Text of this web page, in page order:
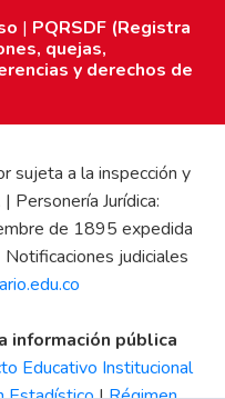
| PQRSDF (Registra
quejas,
y derechos de
sujeta a la inspección y
Personería Jurídica:
de 1895 expedida
judiciales
información pública
Educativo Institucional